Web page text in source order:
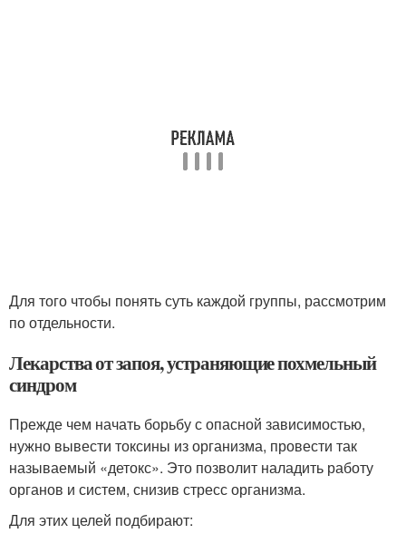
Для того чтобы понять суть каждой группы, рассмотрим
по отдельности.
Лекарства от запоя, устраняющие похмельный
синдром
Прежде чем начать борьбу с опасной зависимостью,
нужно вывести токсины из организма, провести так
называемый «детокс». Это позволит наладить работу
органов и систем, снизив стресс организма.
Для этих целей подбирают: